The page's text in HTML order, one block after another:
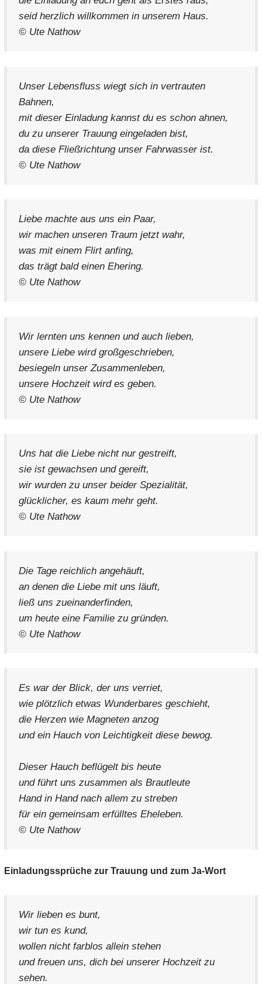
seid herzlich willkommen in unserem Haus.
© Ute Nathow
Unser Lebensfluss wiegt sich in vertrauten
Bahnen,
mit dieser Einladung kannst du es schon ahnen,
du zu unserer Trauung eingeladen bist,
da diese Fließrichtung unser Fahrwasser ist.
© Ute Nathow
Liebe machte aus uns ein Paar,
wir machen unseren Traum jetzt wahr,
was mit einem Flirt anfing,
das trägt bald einen Ehering.
© Ute Nathow
Wir lernten uns kennen und auch lieben,
unsere Liebe wird großgeschrieben,
besiegeln unser Zusammenleben,
unsere Hochzeit wird es geben.
© Ute Nathow
Uns hat die Liebe nicht nur gestreift,
sie ist gewachsen und gereift,
wir wurden zu unser beider Spezialität,
glücklicher, es kaum mehr geht.
© Ute Nathow
Die Tage reichlich angehäuft,
an denen die Liebe mit uns läuft,
ließ uns zueinanderfinden,
um heute eine Familie zu gründen.
© Ute Nathow
Es war der Blick, der uns verriet,
wie plötzlich etwas Wunderbares geschieht,
die Herzen wie Magneten anzog
und ein Hauch von Leichtigkeit diese bewog.
Dieser Hauch beflügelt bis heute
und führt uns zusammen als Brautleute
Hand in Hand nach allem zu streben
für ein gemeinsam erfülltes Eheleben.
© Ute Nathow
Einladungssprüche zur Trauung und zum Ja-Wort
Wir lieben es bunt,
wir tun es kund,
wollen nicht farblos allein stehen
und freuen uns, dich bei unserer Hochzeit zu
sehen.